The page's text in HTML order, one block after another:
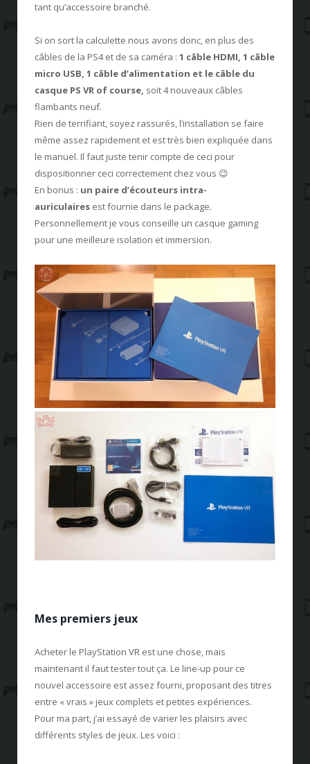
tant qu’accessoire branché.
Si on sort la calculette nous avons donc, en plus des
câbles de la PS4 et de sa caméra : 1 câble HDMI, 1 câble
micro USB, 1 câble d’alimentation et le câble du
casque PS VR of course, soit 4 nouveaux câbles
flambants neuf.
Rien de terrifiant, soyez rassurés, l’installation se faire
même assez rapidement et est très bien expliquée dans
le manuel. Il faut juste tenir compte de ceci pour
dispositionner ceci correctement chez vous 😉
En bonus : un paire d’écouteurs intra-
auriculaires est fournie dans le package.
Personnellement je vous conseille un casque gaming
pour une meilleure isolation et immersion.
Mes premiers jeux
Acheter le PlayStation VR est une chose, mais
maintenant il faut tester tout ça. Le line-up pour ce
nouvel accessoire est assez fourni, proposant des titres
entre « vrais » jeux complets et petites expériences.
Pour ma part, j’ai essayé de varier les plaisirs avec
différents styles de jeux. Les voici :